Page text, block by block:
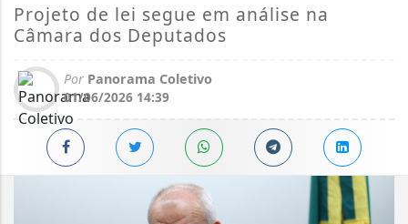
Projeto de lei segue em análise na
Câmara dos Deputados
Por Panorama Coletivo
01/06/2026 14:39